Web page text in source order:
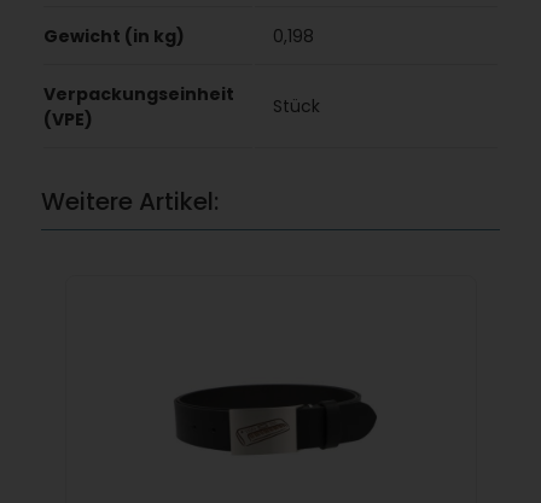
Gewicht (in kg) 0,198
Verpackungseinheit
(VPE)
Stück
Weitere Artikel: